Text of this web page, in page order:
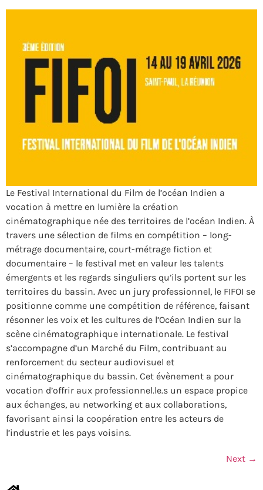
Le Festival International du Film de l’océan Indien a
vocation à mettre en lumière la création
cinématographique née des territoires de l’océan Indien. À
travers une sélection de films en compétition – long-
métrage documentaire, court-métrage fiction et
documentaire – le festival met en valeur les talents
émergents et les regards singuliers qu’ils portent sur les
territoires du bassin. Avec un jury professionnel, le FIFOI se
positionne comme une compétition de référence, faisant
résonner les voix et les cultures de l’Océan Indien sur la
scène cinématographique internationale. Le festival
s’accompagne d’un Marché du Film, contribuant au
renforcement du secteur audiovisuel et
cinématographique du bassin. Cet évènement a pour
vocation d’offrir aux professionnel.le.s un espace propice
aux échanges, au networking et aux collaborations,
favorisant ainsi la coopération entre les acteurs de
l’industrie et les pays voisins.
Next →